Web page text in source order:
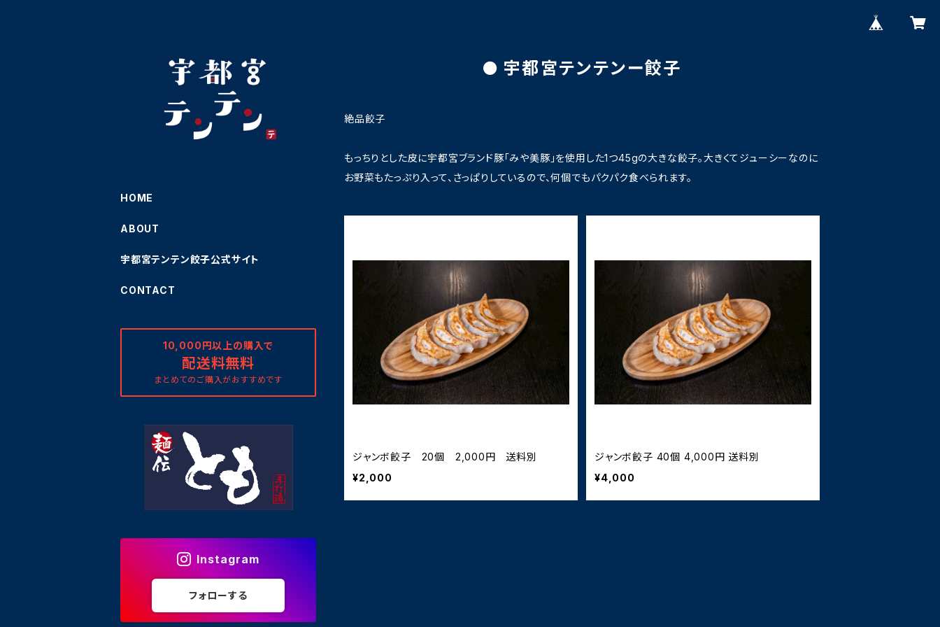
宇都宮テンテンー餃子
絶品餃子
もっちりとした皮に宇都宮ブランド豚「みや美豚」を使用した1つ45gの大きな餃子。大きくてジューシーなのに
お野菜もたっぷり入って、さっぱりしているので、何個でもパクパク食べられます。
ジャンボ餃子 20個 2,000円 送料別
¥2,000
ジャンボ餃子 40個 4,000円 送料別
¥4,000
HOME
ABOUT
宇都宮テンテン餃子公式サイト
CONTACT
10,000円以上の購入で
配送料無料
まとめてのご購入がおすすめです
Instagram
フォローする